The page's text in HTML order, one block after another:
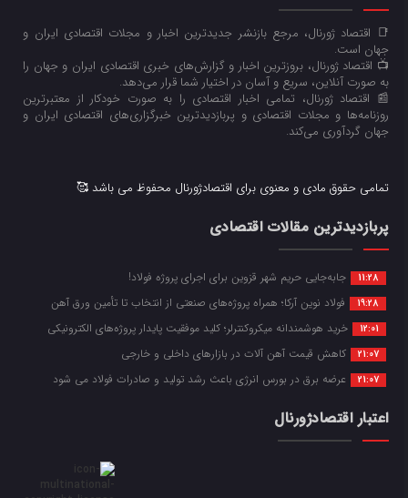
📑 اقتصاد ژورنال، مرجع بازنشر جدیدترین اخبار و مجلات اقتصادی ایران و
جهان است.
📺 اقتصاد ژورنال، بروزترین اخبار و گزارش‌های خبری اقتصادی ایران و جهان را
به صورت آنلاین، سریع و آسان در اختیار شما قرار می‌‌دهد.
📰 اقتصاد ژورنال، تمامی اخبار اقتصادی را به صورت خودکار از معتبرترین
روزنامه‌ها و مجلات اقتصادی و پربازدیدترین خبرگزاری‌های اقتصادی ایران و
جهان گردآوری می‌کند.
تمامی حقوق مادی و معنوی برای اقتصادژورنال محفوظ می باشد 🥰
پربازدیدترین مقالات اقتصادی
11:28 جابه‌جایی حریم شهر قزوین برای اجرای پروژه فولاد!
19:28 فولاد نوین آرکا؛ همراه پروژه‌های صنعتی از انتخاب تا تأمین ورق آهن
12:01 خرید هوشمندانه میکروکنترلر؛ کلید موفقیت پایدار پروژه‌های الکترونیکی
21:07 کاهش قیمت آهن آلات در بازارهای داخلی و خارجی
21:07 عرضه برق در بورس انرژی باعث رشد تولید و صادرات فولاد می شود
اعتبار اقتصادژورنال